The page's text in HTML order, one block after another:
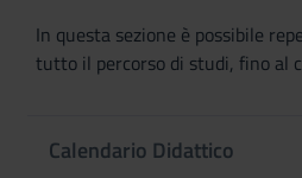
In questa sezione è possibile
tutto il percorso di studi, fino al
Calendario Didattico